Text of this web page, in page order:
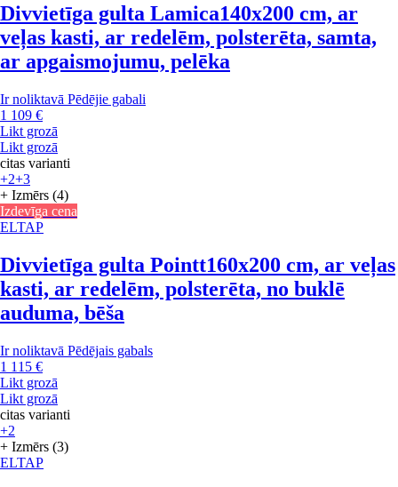
Divvietīga gulta Lamica140x200 cm, ar
veļas kasti, ar redelēm, polsterēta, samta,
ar apgaismojumu, pelēka
Ir noliktavā Pēdējie gabali
1 109 €
Likt grozā
Likt grozā
citas varianti
+2+3
+ Izmērs (4)
Izdevīga cena
ELTAP
Divvietīga gulta Pointt160x200 cm, ar veļas
kasti, ar redelēm, polsterēta, no buklē
auduma, bēša
Ir noliktavā Pēdējais gabals
1 115 €
Likt grozā
Likt grozā
citas varianti
+2
+ Izmērs (3)
ELTAP